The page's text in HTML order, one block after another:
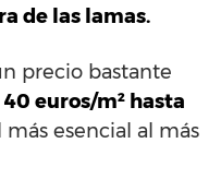
de las lamas.
precio bastante
40 euros/m² hasta
más esencial al más